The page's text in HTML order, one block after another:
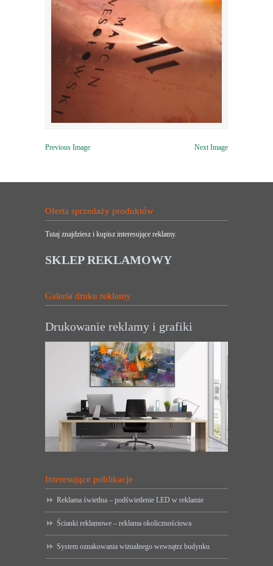
Previous Image Next Image
Oferta sprzedaży produktów
Tutaj znajdziesz i kupisz interesujące reklamy.
SKLEP REKLAMOWY
Galeria druku reklamy
Drukowanie reklamy i grafiki
Interesujące publikacje
Reklama świetlna – podświetlenie LED w reklamie
Ścianki reklamowe – reklama okolicznościowa
System oznakowania wizualnego wewnątrz budynku